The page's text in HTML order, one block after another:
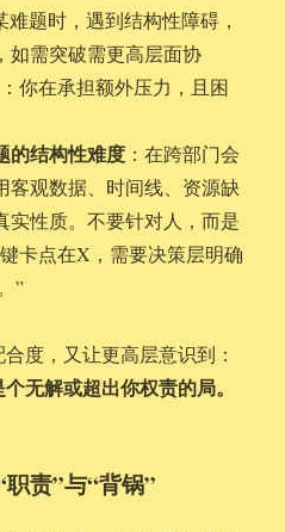
题时，遇到结构性障碍，
如需突破需更高层面协
你在承担额外压力，且困
的结构性难度 ：在跨部门会
客观数据、时间线、资源缺
实性质。不要针对人，而是
卡点在X，需要决策层明确
”
度，又让更高层意识到：
无解或超出你权责的局。
责”与“背锅”